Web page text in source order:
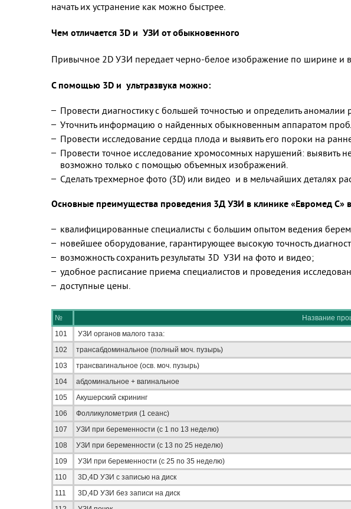
начать их устранение как можно быстрее.
Чем отличается 3D и УЗИ от обыкновенного
Привычное 2D УЗИ передает черно-белое изображение по ширине и
С помощью 3D и ультразвука можно:
Провести диагностику с большей точностью и определить
Уточнить информацию о найденных обыкновенным аппаратом
Провести исследование сердца плода и выявить его пороки на
Провести точное исследование хромосомных нарушений: выявить
возможно только с помощью объемных изображений.
Сделать трехмерное фото (3D) или видео и в мельчайших деталях
Основные преимущества проведения 3Д УЗИ в клинике«Евромед С» в
квалифицированные специалисты с большим опытом ведения
новейшее оборудование, гарантирующее высокую точность
возможность сохранить результаты 3D УЗИ на фото и видео;
удобное расписание приема специалистов и проведения
доступные цены.
№ Название
101
УЗИ органов малого таза:
102
трансабдоминальное (полный моч. пузырь)
103
трансвагинальное (осв. моч. пузырь)
104
абдоминальное + вагинальное
105
Акушерский скрининг
106
Фолликулометрия (1 сеанс)
107
УЗИ при беременности (с 1 по 13 неделю)
108
УЗИ при беременности (с 13 по 25 неделю)
109
УЗИ при беременности (с 25 по 35 неделю)
110
3D,4D УЗИ с записью на диск
111
3D,4D УЗИ без записи на диск